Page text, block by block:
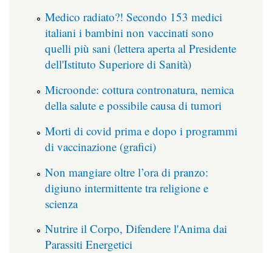
Medico radiato?! Secondo 153 medici
italiani i bambini non vaccinati sono
quelli più sani (lettera aperta al Presidente
dell'Istituto Superiore di Sanità)
Microonde: cottura contronatura, nemica
della salute e possibile causa di tumori
Morti di covid prima e dopo i programmi
di vaccinazione (grafici)
Non mangiare oltre l’ora di pranzo:
digiuno intermittente tra religione e
scienza
Nutrire il Corpo, Difendere l'Anima dai
Parassiti Energetici